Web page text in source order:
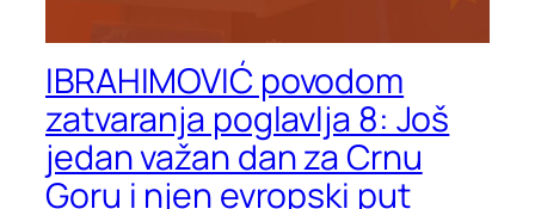
IBRAHIMOVIĆ povodom
zatvaranja poglavlja 8: Još
jedan važan dan za Crnu
Goru i njen evropski put